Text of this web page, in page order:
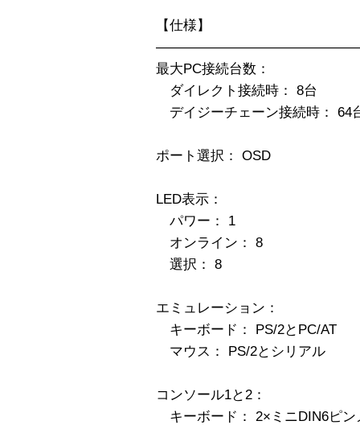
【仕様】
———————————————
最大PC接続台数：
ダイレクト接続時： 8台
デイジーチェーン接続時： 64
ポート選択： OSD
LED表示：
パワー： 1
オンライン： 8
選択： 8
エミュレーション：
キーボード： PS/2とPC/AT
マウス： PS/2とシリアル
コンソール1と2：
キーボード： 2×ミニDIN6ピン